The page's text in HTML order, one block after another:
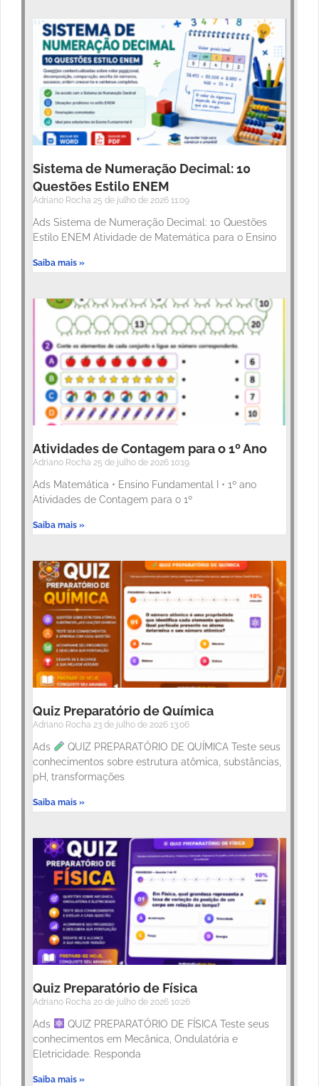
Sistema de Numeração Decimal: 10
Questões Estilo ENEM
Adriano Rocha 25 de julho de 2026 11:09
Ads Sistema de Numeração Decimal: 10 Questões
Estilo ENEM Atividade de Matemática para o Ensino
Saiba mais »
Atividades de Contagem para o 1º Ano
Adriano Rocha 25 de julho de 2026 10:19
Ads Matemática • Ensino Fundamental I • 1º ano
Atividades de Contagem para o 1º
Saiba mais »
Quiz Preparatório de Química
Adriano Rocha 23 de julho de 2026 13:06
Ads
QUIZ PREPARATÓRIO DE QUÍMICA Teste seus
conhecimentos sobre estrutura atômica, substâncias,
pH, transformações
Saiba mais »
Quiz Preparatório de Física
Adriano Rocha 20 de julho de 2026 10:26
Ads
QUIZ PREPARATÓRIO DE FÍSICA Teste seus
conhecimentos em Mecânica, Ondulatória e
Eletricidade. Responda
Saiba mais »